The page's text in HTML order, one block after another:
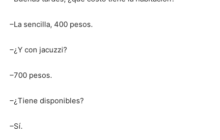
–La sencilla, 400 pesos.
–¿Y con jacuzzi?
–700 pesos.
–¿Tiene disponibles?
–Sí.